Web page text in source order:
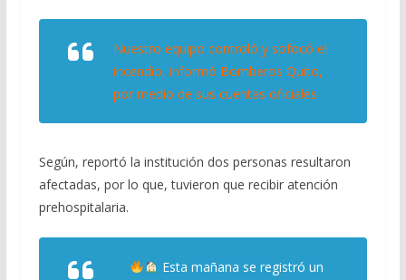
Nuestro equipo controló y sofocó el
incendio, informó Bomberos Quito,
por medio de sus cuentas oficiales
Según, reportó la institución dos personas resultaron
afectadas, por lo que, tuvieron que recibir atención
prehospitalaria.
Esta mañana se registró un